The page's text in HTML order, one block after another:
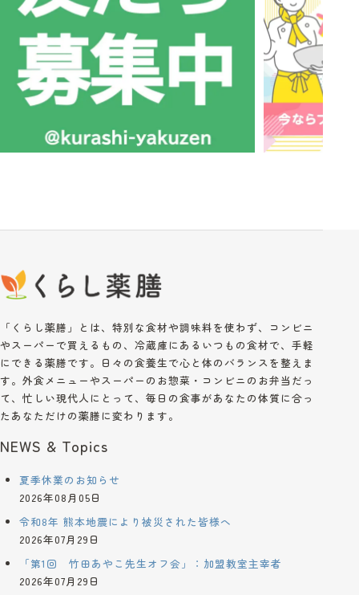
「くらし薬膳」とは、特別な食材や調味料を使わず、コンビニ
やスーパーで買えるもの、冷蔵庫にあるいつもの食材で、手軽
にできる薬膳です。日々の食養生で心と体のバランスを整えま
す。外食メニューやスーパーのお惣菜・コンビニのお弁当だっ
て、忙しい現代人にとって、毎日の食事があなたの体質に合っ
たあなただけの薬膳に変わります。
NEWS & Topics
夏季休業のお知らせ
2026年08月05日
令和8年 熊本地震により被災された皆様へ
2026年07月29日
「第1回 竹田あやこ先生オフ会」：加盟教室主宰者
2026年07月29日